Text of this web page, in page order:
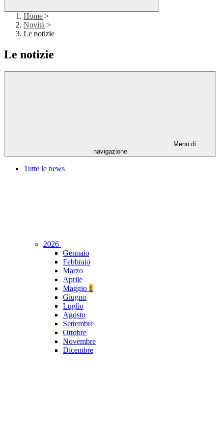
Home >
Novità >
Le notizie
Le notizie
Menu di
navigazione
Tutte le news
2026
Gennaio
Febbraio
Marzo
Aprile
Maggio 1
Giugno
Luglio
Agosto
Settembre
Ottobre
Novembre
Dicembre